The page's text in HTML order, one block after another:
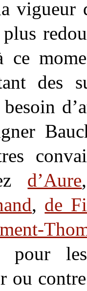
vigueur
ce
des
d’Aure
, de
les
ou